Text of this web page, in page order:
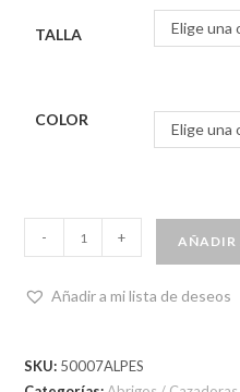
TALLA Elige una
COLOR
Elige una
- + AÑADIR
Añadir a mi lista de deseos
SKU: 50007ALPES